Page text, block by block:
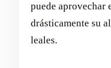
puede aprovechar
drásticamente su
leales.